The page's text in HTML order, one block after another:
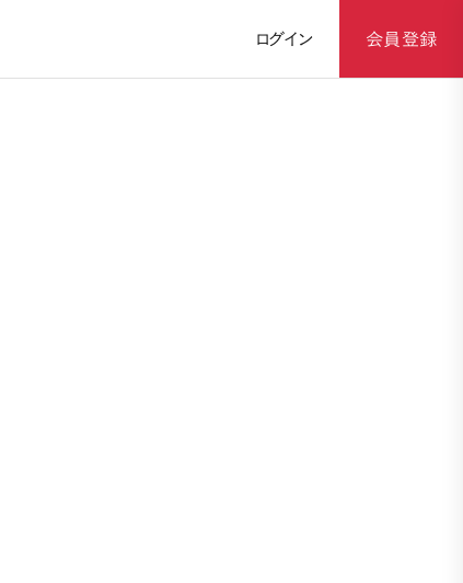
ログイン 会員登録